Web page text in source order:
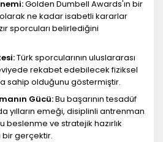
Golden Dumbell Awards'ın bir
ne kadar isabetli kararlar
sporcuları belirlediğini
Türk sporcularının uluslararası
rekabet edebilecek fiziksel
sahip olduğunu göstermiştir.
Gücü:Bu başarının tesadüf
yılların emeği, disiplinli antrenman
beslenme ve stratejik hazırlık
bir gerçektir.